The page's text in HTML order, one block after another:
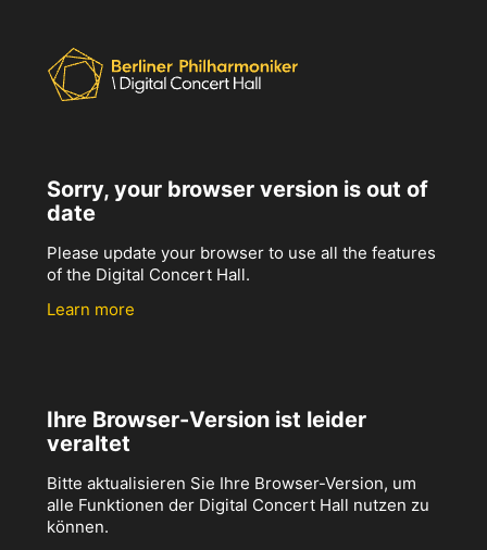
Sorry, your browser version is out of
date
Please update your browser to use all the features
of the Digital Concert Hall.
Learn more
Ihre Browser-Version ist leider
veraltet
Bitte aktualisieren Sie Ihre Browser-Version, um
alle Funktionen der Digital Concert Hall nutzen zu
können.